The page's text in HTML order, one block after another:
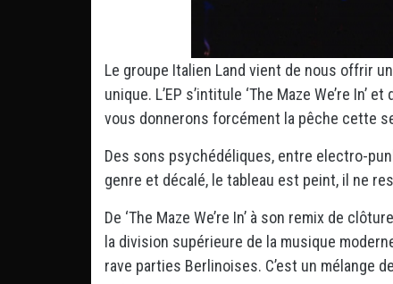
Le groupe Italien Land vient de nous offrir
unique. L’EP s’intitule ‘The Maze We’re
vous donnerons forcément la pêche cette
Des sons psychédéliques, entre electro-
genre et décalé, le tableau est peint, il ne
De ‘The Maze We’re In’ à son remix de
la division supérieure de la musique
rave parties Berlinoises. C’est un mélange